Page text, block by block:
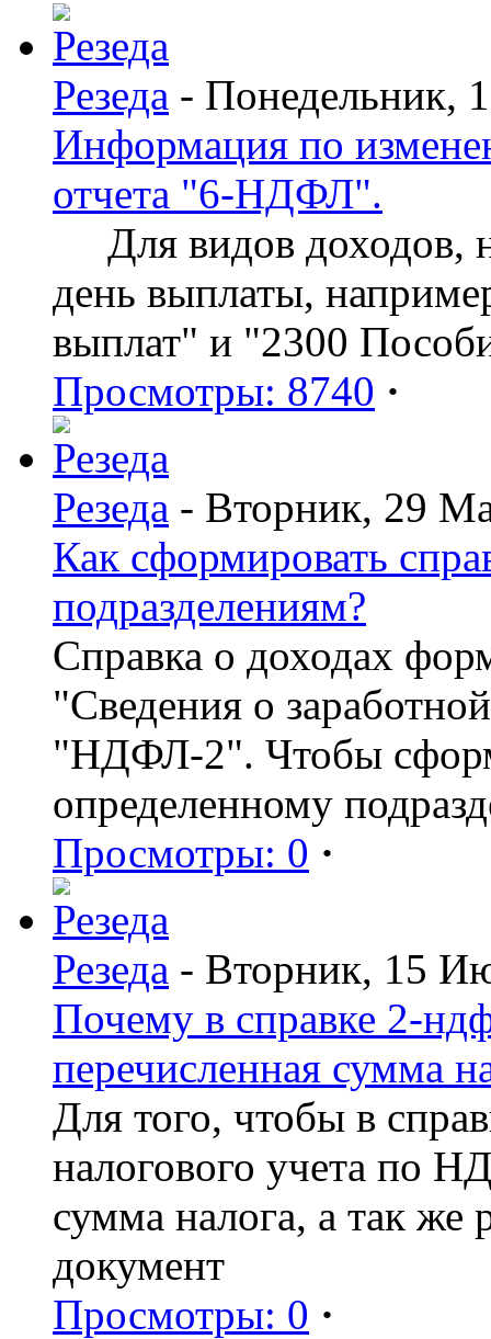
Резеда - Понедельник,
Информация по
отчета "6-НДФЛ".
Для видов доходов,
день выплаты,
выплат" и "2300
Просмотры: 8740 ·
Резеда - Вторник, 29
Как сформировать
подразделениям?
Справка о доходах
"Сведения о
"НДФЛ-2". Чтобы
определенному
Просмотры: 0 ·
Резеда - Вторник, 15
Почему в справке 2-
перечисленная сумма
Для того, чтобы в
налогового учета по
сумма налога, а так же
документ
Просмотры: 0 ·